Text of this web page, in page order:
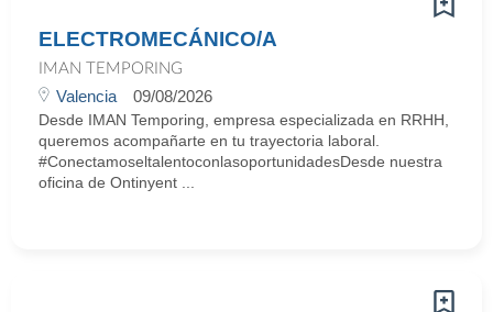
ELECTROMECÁNICO/A
IMAN TEMPORING
Valencia 09/08/2026
Desde IMAN Temporing, empresa especializada en RRHH,
queremos acompañarte en tu trayectoria laboral.
#ConectamoseltalentoconlasoportunidadesDesde nuestra
oficina de Ontinyent ...